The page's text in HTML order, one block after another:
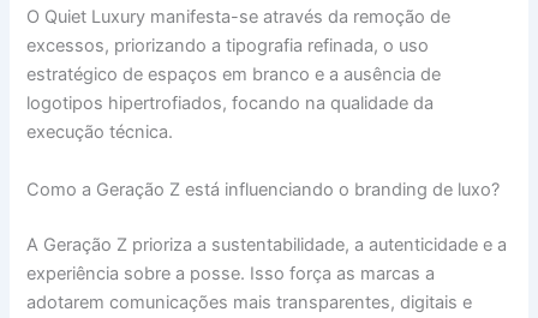
O Quiet Luxury manifesta-se através da remoção de
excessos, priorizando a tipografia refinada, o uso
estratégico de espaços em branco e a ausência de
logotipos hipertrofiados, focando na qualidade da
execução técnica.
Como a Geração Z está influenciando o branding de luxo?
A Geração Z prioriza a sustentabilidade, a autenticidade e a
experiência sobre a posse. Isso força as marcas a
adotarem comunicações mais transparentes, digitais e